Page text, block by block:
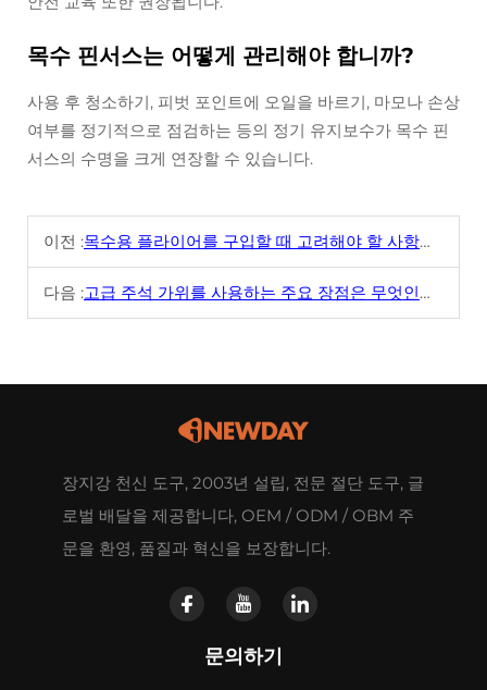
목수 핀서스는 어떻게 관리해야 합니까?
사용 후 청소하기, 피벗 포인트에 오일을 바르기, 마모나 손상
여부를 정기적으로 점검하는 등의 정기 유지보수가 목수 핀
서스의 수명을 크게 연장할 수 있습니다.
이전 :목수용 플라이어를 구입할 때 고려해야 할 사항은 무엇인가요?
다음 :고급 주석 가위를 사용하는 주요 장점은 무엇인가요?
장지강 천신 도구, 2003년 설립, 전문 절단 도구, 글
로벌 배달을 제공합니다, OEM / ODM / OBM 주
문을 환영, 품질과 혁신을 보장합니다.
문의하기